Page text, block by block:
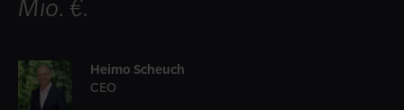
Mio. €.
Heimo Scheuch
CEO